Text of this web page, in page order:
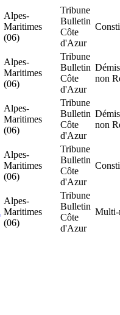
Alpes-
Maritimes
(06)
Tribune
Bulletin
Côte
d'Azur
Alpes-
Maritimes
(06)
Tribune
Bulletin
Côte
d'Azur
non
Alpes-
Maritimes
(06)
Tribune
Bulletin
Côte
d'Azur
non
Alpes-
Maritimes
(06)
Tribune
Bulletin
Côte
d'Azur
Alpes-
Maritimes
(06)
Tribune
Bulletin
Côte
d'Azur
Multi-